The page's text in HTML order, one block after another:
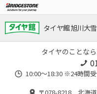
タイヤ館 旭川大
タイヤのことな
10:00～18:30 ※24時間